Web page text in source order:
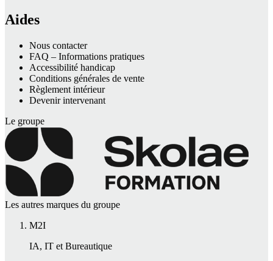
Aides
Nous contacter
FAQ – Informations pratiques
Accessibilité handicap
Conditions générales de vente
Règlement intérieur
Devenir intervenant
Le groupe
Les autres marques du groupe
M2I
IA, IT et Bureautique